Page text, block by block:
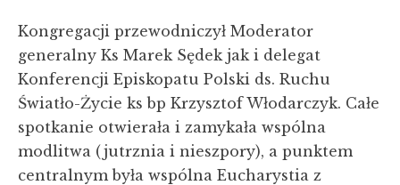
Kongregacji przewodniczył Moderator
generalny Ks Marek Sędek jak i delegat
Konferencji Episkopatu Polski ds. Ruchu
Światło-Życie ks bp Krzysztof Włodarczyk. Całe
spotkanie otwierała i zamykała wspólna
modlitwa (jutrznia i nieszpory), a punktem
centralnym była wspólna Eucharystia z